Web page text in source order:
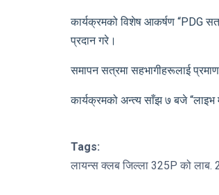
कार्यक्रमको विशेष आकर्षण “PDG
प्रदान गरे।
समापन सत्रमा सहभागीहरूलाई
कार्यक्रमको अन्त्य साँझ ७ बजे “लाइभ
Tags:
लायन्स क्लब जिल्ला 325P को लाब.